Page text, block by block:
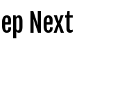
Next